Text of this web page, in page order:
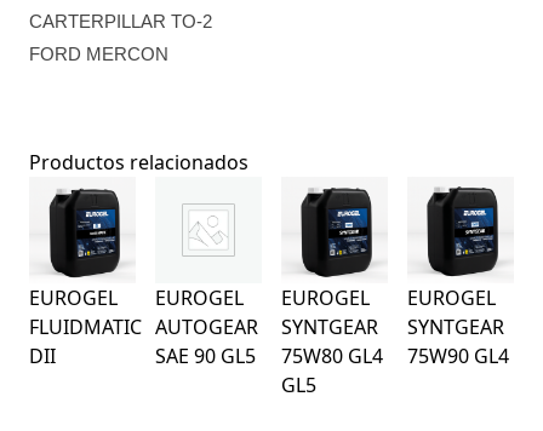
CARTERPILLAR TO-2
FORD MERCON
Productos relacionados
EUROGEL
FLUIDMATIC
DII
EUROGEL
AUTOGEAR
SAE 90 GL5
EUROGEL
SYNTGEAR
75W80 GL4
GL5
EUROGEL
SYNTGEAR
75W90 GL4